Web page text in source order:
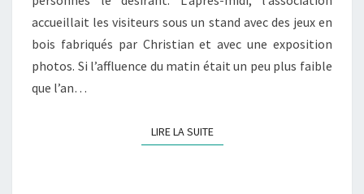
accueillait les visiteurs sous un stand avec des jeux en
bois fabriqués par Christian et avec une exposition
photos. Si l’affluence du matin était un peu plus faible
que l’an…
LIRE LA SUITELIRE LA SUITE